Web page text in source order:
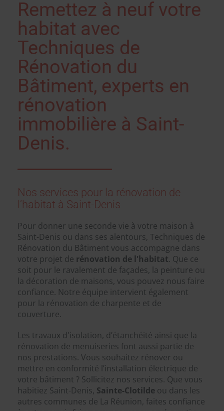
Remettez à neuf votre
habitat avec
Techniques de
Rénovation du
Bâtiment, experts en
rénovation
immobilière à Saint-
Denis.
Nos services pour la rénovation de
l’habitat à Saint-Denis
Pour donner une seconde vie à votre maison à
Saint-Denis ou dans ses alentours, Techniques de
Rénovation du Bâtiment vous accompagne dans
votre projet de rénovation de l'habitat. Que ce
soit pour le ravalement de façades, la peinture ou
la décoration de maisons, vous pouvez nous faire
confiance. Notre équipe intervient également
pour la rénovation de charpente et de
couverture.
Les travaux d'isolation, d’étanchéité ainsi que la
rénovation de menuiseries font aussi partie de
nos prestations. Vous souhaitez rénover ou
mettre en conformité l’installation électrique de
votre bâtiment ? Sollicitez nos services. Que vous
habitiez Saint-Denis, Sainte-Clotilde ou dans les
autres communes de La Réunion, faites confiance